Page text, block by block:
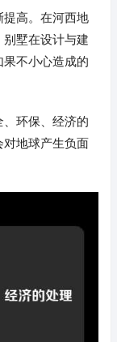
高。在河西地
墅在设计与建
不小心造成的
环保、经济的
地球产生负面